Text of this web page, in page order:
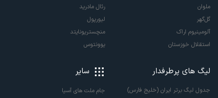
ملوان
گل‌گهر
آلومینیوم اراک
استقلال خوزستان
رئال مادرید
لیورپول
منچستریونایتد
یوونتوس
لیگ های پرطرفدار
جدول لیگ برتر ایران (خلیج فارس)
سایر
جام ملت های آسیا